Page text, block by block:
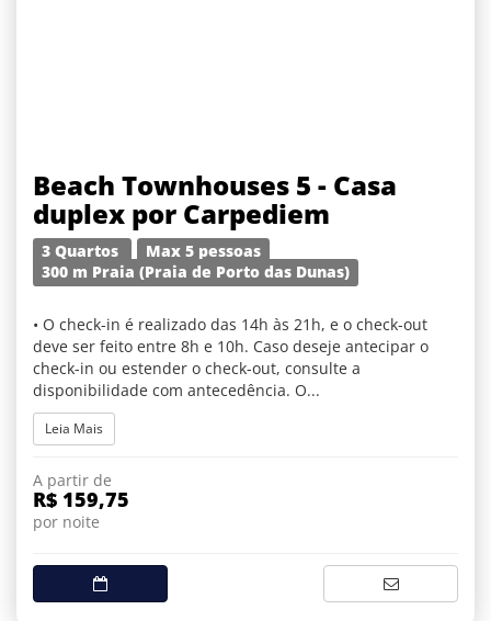
Beach Townhouses 5 - Casa
duplex por Carpediem
3 Quartos
Max 5 pessoas
300 m Praia (Praia de Porto das Dunas)
• O check-in é realizado das 14h às 21h, e o check-out
deve ser feito entre 8h e 10h. Caso deseje antecipar o
check-in ou estender o check-out, consulte a
disponibilidade com antecedência. O...
Leia Mais
A partir de
R$ 159,75
por noite